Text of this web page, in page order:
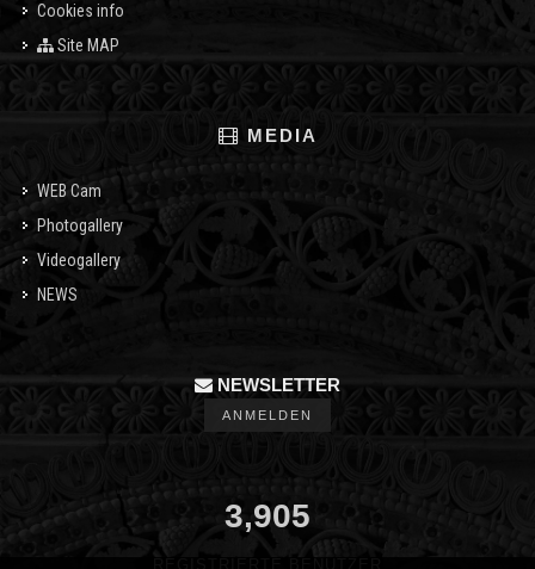
Cookies info
Site MAP
MEDIA
WEB Cam
Photogallery
Videogallery
NEWS
NEWSLETTER
ANMELDEN
3,905